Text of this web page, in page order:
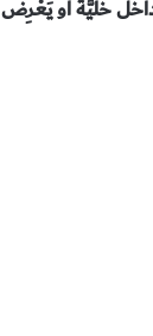
خليَّة أو يَعْرِض